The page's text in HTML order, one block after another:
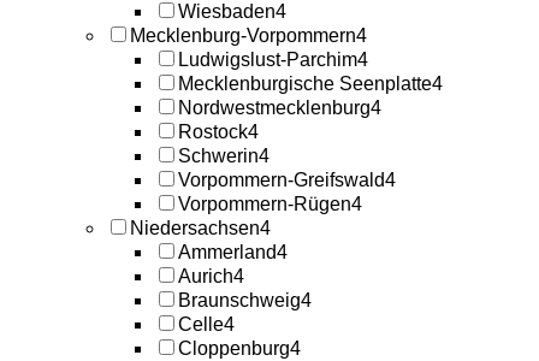
Wiesbaden4
Mecklenburg-Vorpommern4
Ludwigslust-Parchim4
Mecklenburgische Seenplatte4
Nordwestmecklenburg4
Rostock4
Schwerin4
Vorpommern-Greifswald4
Vorpommern-Rügen4
Niedersachsen4
Ammerland4
Aurich4
Braunschweig4
Celle4
Cloppenburg4